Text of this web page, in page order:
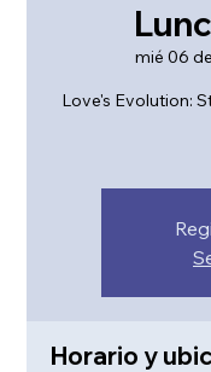
mié 06
Love's Evolution:
Horario y